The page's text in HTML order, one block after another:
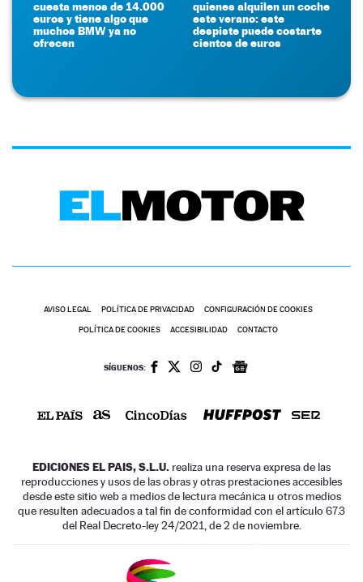
cuesta menos de 14.000
euros y tiene algo que
muchos BMW ya no
ofrecen
quienes alquilen un coche
este verano: este
despiste puede costarte
cientos de euros
AVISO LEGAL POLÍTICA DE PRIVACIDAD CONFIGURACIÓN DE COOKIES
POLÍTICA DE COOKIES ACCESIBILIDAD CONTACTO
SÍGUENOS:
EDICIONES EL PAIS, S.L.U. realiza una reserva expresa de las
reproducciones y usos de las obras y otras prestaciones accesibles
desde este sitio web a medios de lectura mecánica u otros medios
que resulten adecuados a tal fin de conformidad con el artículo 67.3
del Real Decreto-ley 24/2021, de 2 de noviembre.